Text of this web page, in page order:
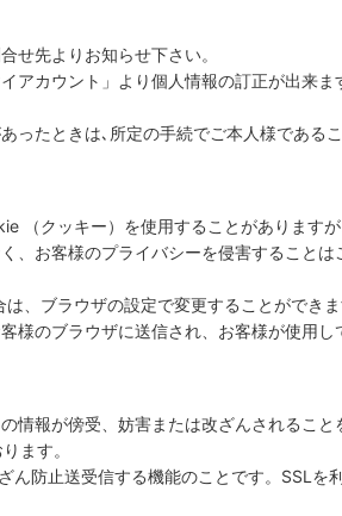
せ先よりお知らせ下さい。
アカウント」より個人情報の訂正が出来ま
ったときは､所定の手続でご本人様である
（クッキー）を使用することがありますが
、お客様のプライバシーを侵害することは
、ブラウザの設定で変更することができま
様のブラウザに送信され、お客様が使用し
情報が傍受、妨害または改ざんされること
ます。
ん防止送受信する機能のことです。SSLを